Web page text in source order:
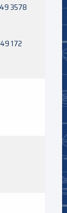
3578
172